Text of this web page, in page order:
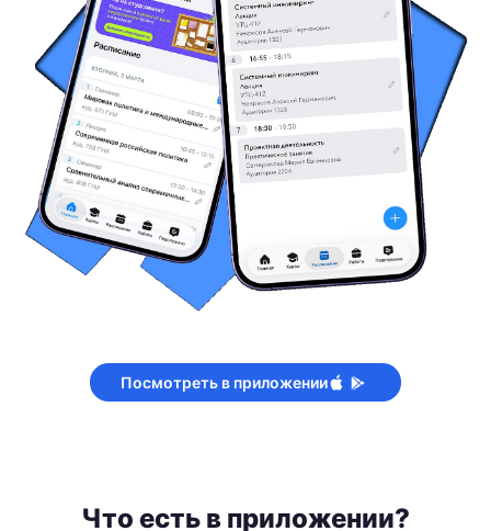
Посмотреть в приложении
Что есть в приложении?